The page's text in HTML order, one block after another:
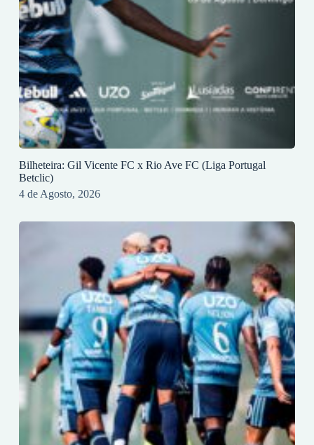
Bilheteira: Gil Vicente FC x Rio Ave FC (Liga Portugal
Betclic)
4 de Agosto, 2026